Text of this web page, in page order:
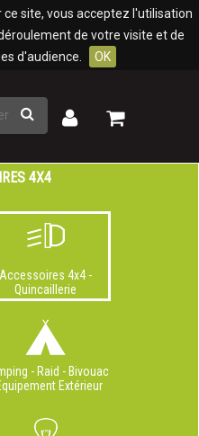
site, vous acceptez l'utilisation
de votre visite et de
d'audience.
OK
Rechercher
Mon
Mon
4X4
Accessoires 4x4 -
Quincaillerie
- Raid - Bivouac
Extérieur